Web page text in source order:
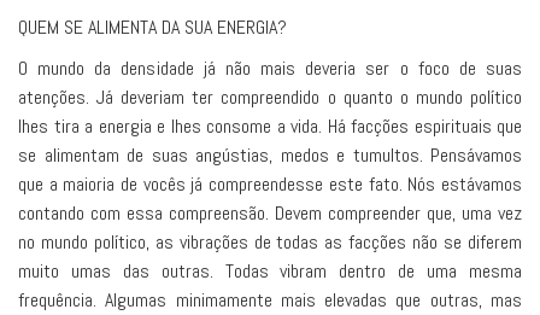
QUEM SE ALIMENTA DA SUA ENERGIA?
O mundo da densidade já não mais deveria ser o foco de suas
atenções. Já deveriam ter compreendido o quanto o mundo político
lhes tira a energia e lhes consome a vida. Há facções espirituais que
se alimentam de suas angústias, medos e tumultos. Pensávamos
que a maioria de vocês já compreendesse este fato. Nós estávamos
contando com essa compreensão. Devem compreender que, uma vez
no mundo político, as vibrações de todas as facções não se diferem
muito umas das outras. Todas vibram dentro de uma mesma
frequência. Algumas minimamente mais elevadas que outras, mas